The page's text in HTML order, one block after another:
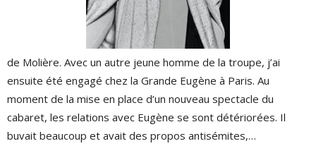
de Molière. Avec un autre jeune homme de la troupe, j’ai
ensuite été engagé chez la Grande Eugène à Paris. Au
moment de la mise en place d’un nouveau spectacle du
cabaret, les relations avec Eugène se sont détériorées. Il
buvait beaucoup et avait des propos antisémites,…